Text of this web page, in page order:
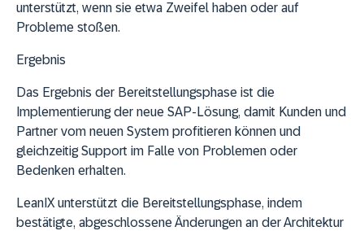
unterstützt, wenn sie etwa Zweifel haben oder auf
Probleme stoßen.
Ergebnis
Das Ergebnis der Bereitstellungsphase ist die
Implementierung der neue SAP-Lösung, damit Kunden und
Partner vom neuen System profitieren können und
gleichzeitig Support im Falle von Problemen oder
Bedenken erhalten.
LeanIX unterstützt die Bereitstellungsphase, indem
bestätigte, abgeschlossene Änderungen an der Architektur